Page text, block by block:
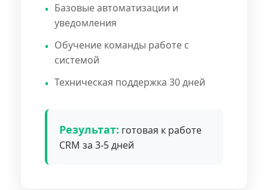
Базовые автоматизации и
уведомления
Обучение команды работе с
системой
Техническая поддержка 30 дней
Результат: готовая к работе
CRM за 3-5 дней